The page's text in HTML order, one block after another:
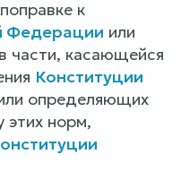
к
Федерации или
части, касающейся
Конституции
определяющих
этих норм,